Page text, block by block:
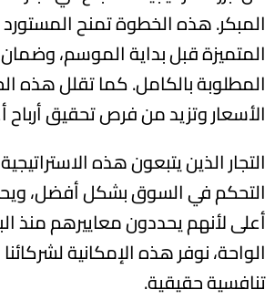
المبكر. هذه الخطوة تمنح المستورد
المتميزة قبل بداية الموسم،
المطلوبة بالكامل. كما تقلل هذه
الأسعار وتزيد من فرص تحقيق أرباح
التجار الذين يتبعون هذه
التحكم في السوق بشكل أفضل،
أعلى لأنهم يحددون معاييرهم منذ
الواحة، نوفر هذه الإمكانية
تنافسية حقيقية.